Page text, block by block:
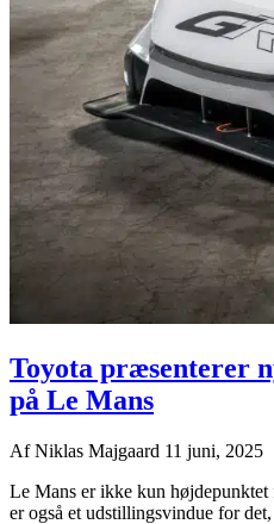
Toyota præsenterer
på Le Mans
AfNiklas Majgaard 11 juni, 2025
Le Mans er ikke kun højdepunktet
er også et udstillingsvindue for